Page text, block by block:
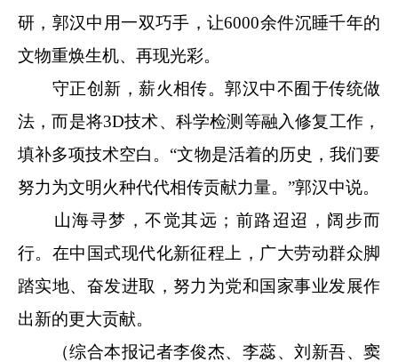
研，郭汉中用一双巧手，让6000余件沉睡千年的
文物重焕生机、再现光彩。
守正创新，薪火相传。郭汉中不囿于传统做
法，而是将3D技术、科学检测等融入修复工作，
填补多项技术空白。“文物是活着的历史，我们要
努力为文明火种代代相传贡献力量。”郭汉中说。
山海寻梦，不觉其远；前路迢迢，阔步而
行。在中国式现代化新征程上，广大劳动群众脚
踏实地、奋发进取，努力为党和国家事业发展作
出新的更大贡献。
（综合本报记者李俊杰、李蕊、刘新吾、窦